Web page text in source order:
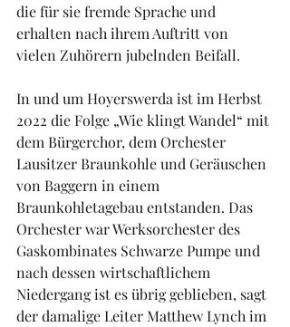
die für sie fremde Sprache und
erhalten nach ihrem Auftritt von
vielen Zuhörern jubelnden Beifall.
In und um Hoyerswerda ist im Herbst
2022 die Folge „Wie klingt Wandel“ mit
dem Bürgerchor, dem Orchester
Lausitzer Braunkohle und Geräuschen
von Baggern in einem
Braunkohletagebau entstanden. Das
Orchester war Werksorchester des
Gaskombinates Schwarze Pumpe und
nach dessen wirtschaftlichem
Niedergang ist es übrig geblieben, sagt
der damalige Leiter Matthew Lynch im